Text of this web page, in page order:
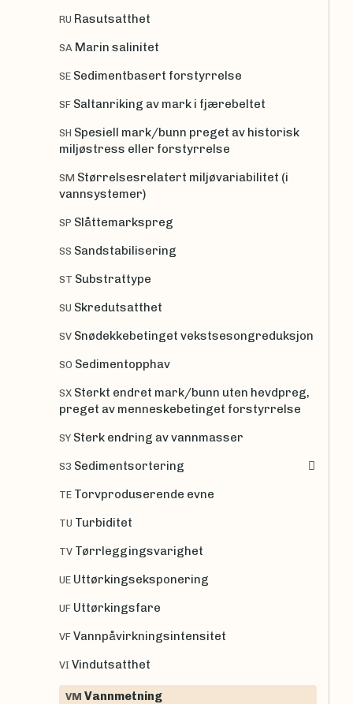
RU Rasutsatthet
SA Marin salinitet
SE Sedimentbasert forstyrrelse
SF Saltanriking av mark i fjærebeltet
SH Spesiell mark/bunn preget av historisk
miljøstress eller forstyrrelse
SM Størrelsesrelatert miljøvariabilitet (i
vannsystemer)
SP Slåttemarkspreg
SS Sandstabilisering
ST Substrattype
SU Skredutsatthet
SV Snødekkebetinget vekstsesongreduksjon
SO Sedimentopphav
SX Sterkt endret mark/bunn uten hevdpreg,
preget av menneskebetinget forstyrrelse
SY Sterk endring av vannmasser
S3 Sedimentsortering
TE Torvproduserende evne
TU Turbiditet
TV Tørrleggingsvarighet
UE Uttørkingseksponering
UF Uttørkingsfare
VF Vannpåvirkningsintensitet
VI Vindutsatthet
VM Vannmetning